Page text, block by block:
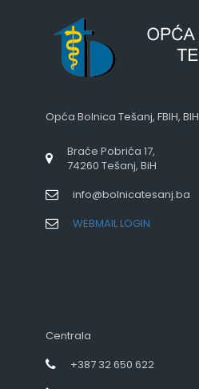
Opća Bolnica Tešanj, FBIH, BIH
Braće Pobrića 17,
74260 Tešanj, BiH
info@bolnicatesanj.ba
WEBMAIL LOGIN
Centrala
+387 32 650 622